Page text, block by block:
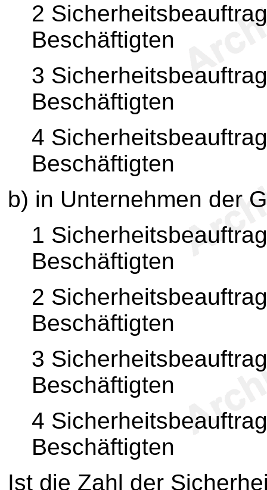
2
Beschäftigten
3
Beschäftigten
4
Beschäftigten
b) in Unternehmen der
1
Beschäftigten
2
Beschäftigten
3
Beschäftigten
4
Beschäftigten
Ist die Zahl der